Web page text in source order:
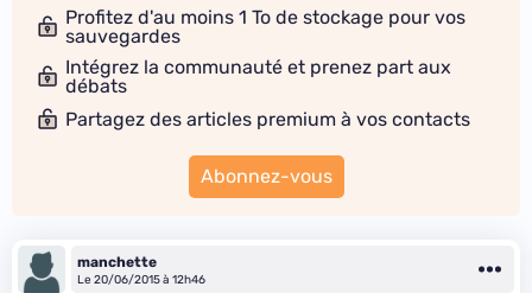
Profitez d'au moins 1 To de stockage pour vos
sauvegardes
Intégrez la communauté et prenez part aux
débats
Partagez des articles premium à vos contacts
Abonnez-vous
manchette
Le 20/06/2015 à 12h46